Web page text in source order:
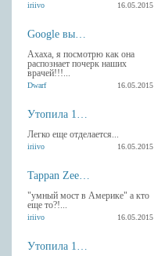
iriivo 16.05.2015
Google выпустила Android-клавиатуру с рукописным вводом.
Ахаха, я посмотрю как она
распознает почерк наших
врачей!!!...
Dwarf 16.05.2015
Утопила 13 гаджетов Apple
Легко еще отделается...
iriivo 16.05.2015
Tappan Zee умный мост в Америке
"умный мост в Америке" а кто
еще то?!...
iriivo 16.05.2015
Утопила 13 гаджетов Apple